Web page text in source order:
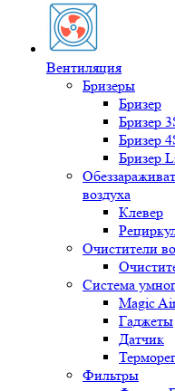
Вентиляция
Бризеры
Бризер
Бризер
Бризер
Бризер
воздуха
Клевер
Очистители
Система
Magic
Гаджеты
Датчик
Фильтры